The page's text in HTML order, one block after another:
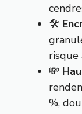
🛠️
risque
💸
%,